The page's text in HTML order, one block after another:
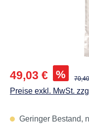
Abbildungen können
Verkaufspreis:
49,03 € %
Preise exkl. MwSt.
Geringer Bestand,